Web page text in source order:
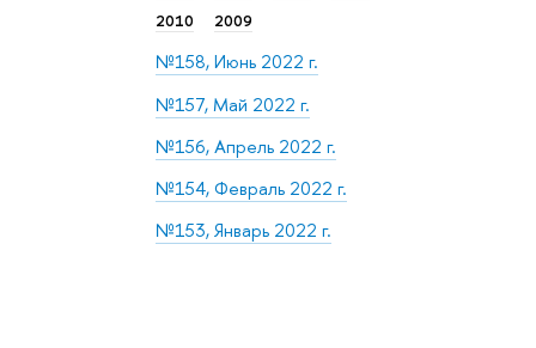
2010
2009
№158, Июнь 2022 г.
№157, Май 2022 г.
№156, Апрель 2022 г.
№154, Февраль 2022 г.
№153, Январь 2022 г.